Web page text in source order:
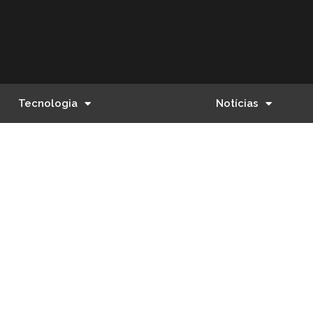
Tecnologia Notícias